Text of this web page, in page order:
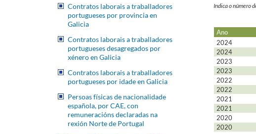
Indica o número
Ano
2024
2024
2023
2023
2022
2022
2021
2021
2020
2020
Contratos laborais a traballadores
portugueses por provincia en
Galicia
Contratos laborais a traballadores
portugueses desagregados por
xénero en Galicia
Contratos laborais a traballadores
portugueses por idade en Galicia
Persoas físicas de nacionalidade
española, por CAE, con
remuneracións declaradas na
rexión Norte de Portugal